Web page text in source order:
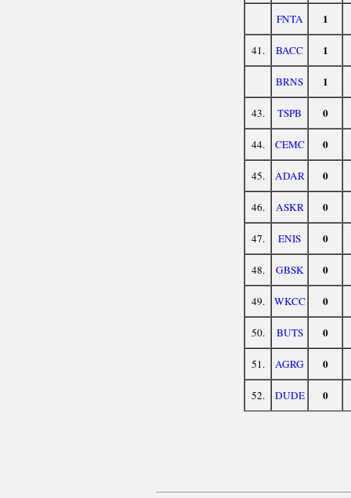
FNTA 1
41. BACC 1
BRNS 1
43. TSPB 0
44. CEMC 0
45. ADAR 0
46. ASKR 0
47. ENIS 0
48. GBSK 0
49. WKCC 0
50. BUTS 0
51. AGRG 0
52. DUDE 0